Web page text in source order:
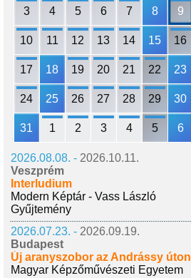
3 4 5 6 7 8 9
10 11 12 13 14 15 16
17 18 19 20 21 22 23
24 25 26 27 28 29 30
31 1 2 3 4 5 6
2026.08.08. - 2026.10.11.
Veszprém
Interludium
Modern Képtár - Vass László
Gyűjtemény
2026.07.23. - 2026.09.19.
Budapest
Új aranyszobor az Andrássy úton
Magyar Képzőművészeti Egyetem